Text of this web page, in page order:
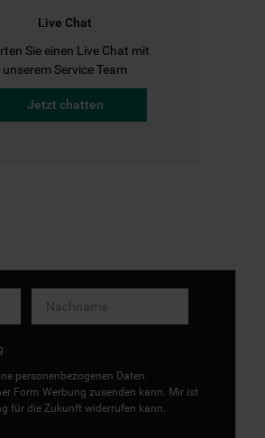
Live Chat
Sie einen Live Chat mit
unserem Service Team
Jetzt chatten
personenbezogenen Daten
Form Werbung zusenden kann. Mir ist
für die Zukunft widerrufen kann.